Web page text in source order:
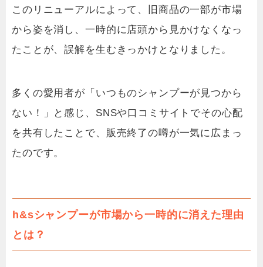
このリニューアルによって、旧商品の一部が市場
から姿を消し、一時的に店頭から見かけなくなっ
たことが、誤解を生むきっかけとなりました。
多くの愛用者が「いつものシャンプーが見つから
ない！」と感じ、SNSや口コミサイトでその心配
を共有したことで、販売終了の噂が一気に広まっ
たのです。
h&sシャンプーが市場から一時的に消えた理由
とは？